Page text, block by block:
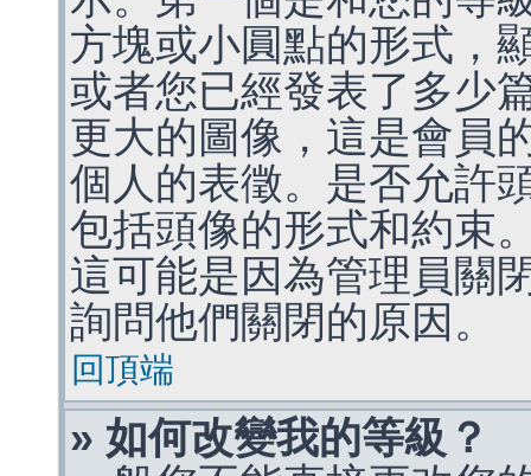
方塊或小圓點的形式，
或者您已經發表了多少
更大的圖像，這是會員
個人的表徵。是否允許
包括頭像的形式和約束
這可能是因為管理員關
詢問他們關閉的原因。
回頂端
» 如何改變我的等級？